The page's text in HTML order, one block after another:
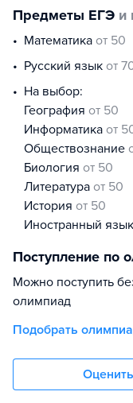
Предметы ЕГЭ и
математика от 50
русский язык от
На выбор:
география от 50
информатика от
обществознание
биология от 50
литература от 50
история от 50
иностранный язык
Поступление по
Можно поступить
олимпиад
Подобрать